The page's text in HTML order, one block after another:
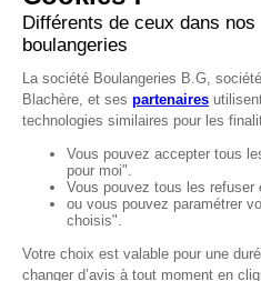
FAQ
Recrutement
MENTIONS
Mentions légales
Protection des données